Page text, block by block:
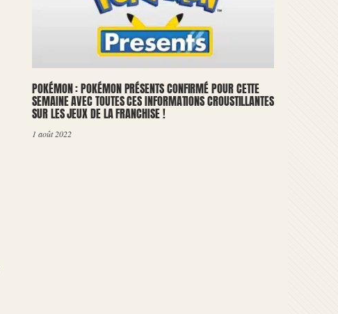
POKÉMON : POKÉMON PRÉSENTS CONFIRMÉ POUR CETTE
SEMAINE AVEC TOUTES CES INFORMATIONS CROUSTILLANTES
SUR LES JEUX DE LA FRANCHISE !
1 août 2022